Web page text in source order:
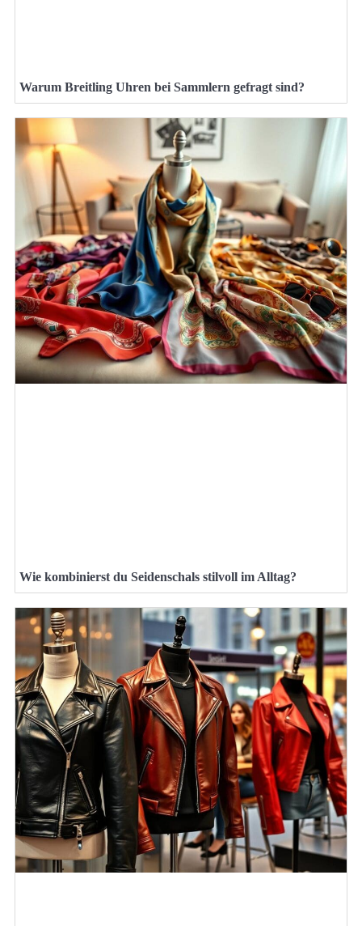
Warum Breitling Uhren bei Sammlern gefragt sind?
Wie kombinierst du Seidenschals stilvoll im Alltag?